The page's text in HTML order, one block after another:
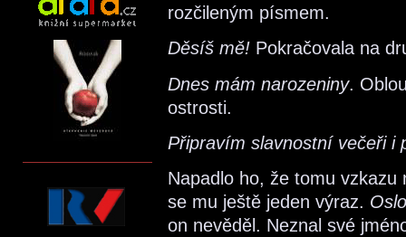
rozčileným písmem.
Děsíš mě! Pokračovala na
Dnes mám narozeniny.
ostrosti.
Připravím slavnostní večeři i
Napadlo ho, že tomu
se mu ještě jeden výraz.
on nevěděl. Neznal své